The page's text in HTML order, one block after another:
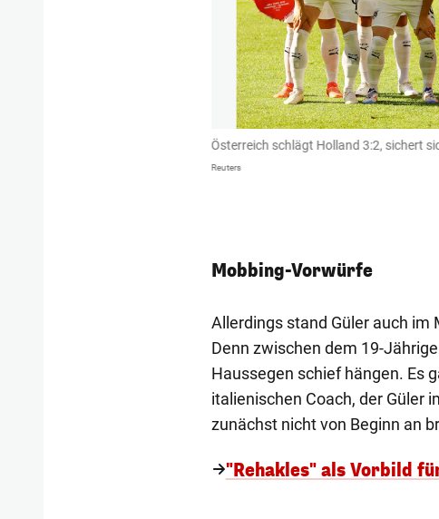
Österreich schlägt Holland 3:2, sichert
Reuters
Mobbing-Vorwürfe
Allerdings stand Güler auch
Denn zwischen dem 19-
Haussegen schief hängen. Es
italienischen Coach, der Güler
zunächst nicht von Beginn an
"Rehakles" als Vorbild